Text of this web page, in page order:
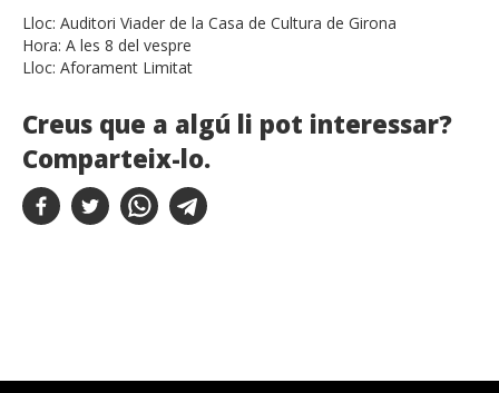
Lloc: Auditori Viader de la Casa de Cultura de Girona
Hora: A les 8 del vespre
Lloc: Aforament Limitat
Creus que a algú li pot interessar?
Comparteix-lo.